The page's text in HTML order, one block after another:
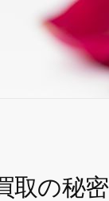
取の秘密